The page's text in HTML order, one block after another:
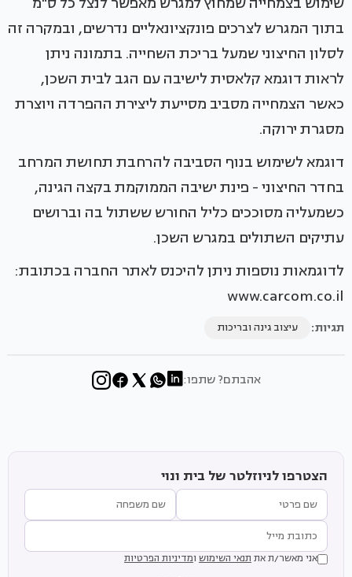
בתוך המגרש לצרכים פונקציונאליים נדרשים, ובמקרה זה
לסלון החיצוני שמעל בריכת השחייה. בתמונה ניתן
לראות דוגמא קלאסית לישיבה עם הגב לבית השכן,
כאשר הצמחייה מסביב מסייעת ליצירת ההפרדה ויוצרת
מסגרת ירוקה.
דוגמא לשימוש בנוף הסביבה להרחבת תחושת המרחב
בחדר החיצוני - פינת ישיבה הממוקמת בקצה הגינה,
כשמעליה מסוככים כליל החורש ששתול בה וברושים
עתיקים השתולים במגרש השכן.
לדוגמאות נוספות ניתן להיכנס לאתר החברה בכתובת:
www.carcom.co.il
תגיות: עיצוב גינה ובריכות
אהבתם? שתפו:
הצטרפו לניוזלטר של בית ונוי
אני מאשר/ת את תנאי השימוש ומדיניות הפרטיות